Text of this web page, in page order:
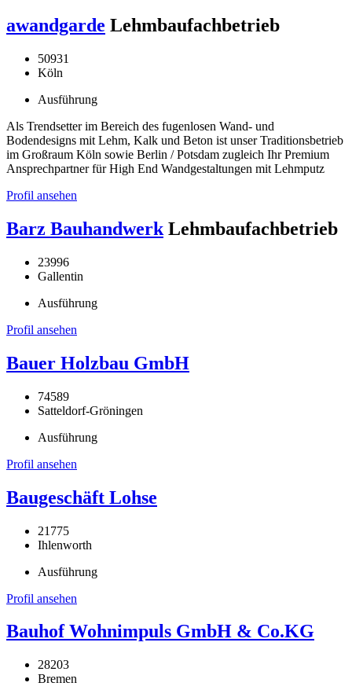
awandgarde Lehmbaufachbetrieb
50931
Köln
Ausführung
Als Trendsetter im Bereich des fugenlosen Wand- und
Bodendesigns mit Lehm, Kalk und Beton ist unser Traditionsbetrieb
im Großraum Köln sowie Berlin / Potsdam zugleich Ihr Premium
Ansprechpartner für High End Wandgestaltungen mit Lehmputz
Profil ansehen
Barz Bauhandwerk Lehmbaufachbetrieb
23996
Gallentin
Ausführung
Profil ansehen
Bauer Holzbau GmbH
74589
Satteldorf-Gröningen
Ausführung
Profil ansehen
Baugeschäft Lohse
21775
Ihlenworth
Ausführung
Profil ansehen
Bauhof Wohnimpuls GmbH & Co.KG
28203
Bremen